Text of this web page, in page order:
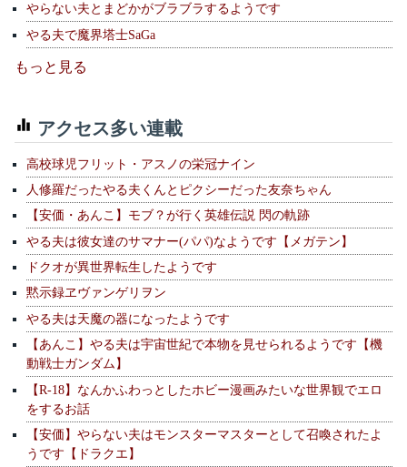
やらない夫とまどかがブラブラするようです
やる夫で魔界塔士SaGa
もっと見る
アクセス多い連載
高校球児フリット・アスノの栄冠ナイン
人修羅だったやる夫くんとピクシーだった友奈ちゃん
【安価・あんこ】モブ？が行く英雄伝説 閃の軌跡
やる夫は彼女達のサマナー(パパ)なようです【メガテン】
ドクオが異世界転生したようです
黙示録ヱヴァンゲリヲン
やる夫は天魔の器になったようです
【あんこ】やる夫は宇宙世紀で本物を見せられるようです【機
動戦士ガンダム】
【R-18】なんかふわっとしたホビー漫画みたいな世界観でエロ
をするお話
【安価】やらない夫はモンスターマスターとして召喚されたよ
うです【ドラクエ】